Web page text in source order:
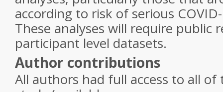
according to risk of serious
These analyses will require public
participant level datasets.
Author contributions
All authors had full access to all